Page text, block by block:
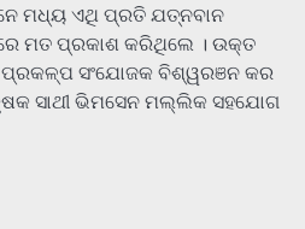
ମଧ୍ୟ ଏଥି ପ୍ରତି ଯତ୍ନବାନ
ମତ ପ୍ରକାଶ କରିଥିଲେ । ଉକ୍ତ
ପ୍ରକଳ୍ପ ସଂଯୋଜକ ବିଶ୍ୱରଞନ କର
ସାଥୀ ଭିମସେନ ମଲ୍ଲିକ ସହଯୋଗ